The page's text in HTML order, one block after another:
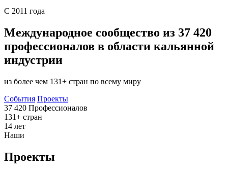
С 2011 года
Международное сообщество из 37 420
профессионалов в области кальянной
индустрии
из более чем 131+ стран по всему миру
События Проекты
37 420 Профессионалов
131+ cтран
14 лет
Наши
Проекты